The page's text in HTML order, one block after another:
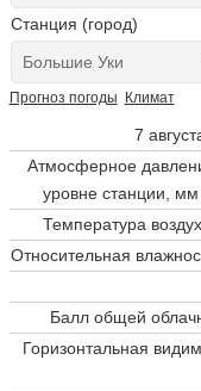
Станция (город)
Прогноз погоды Климат
7
Атмосферное
уровне станции, мм
Температура
Относительная
Балл общей
Горизонтальная